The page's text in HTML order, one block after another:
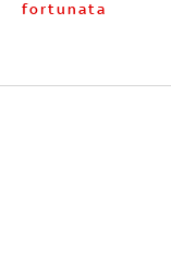
fortunata